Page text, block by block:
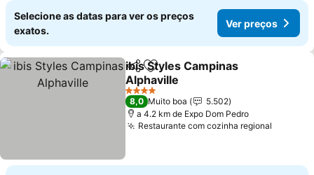
Selecione as datas para ver os preços
exatos.
Ver preços
PartilharAdicionar aos favoritos
ibis Styles Campinas
Alphaville
4 Estrelas
8,0 Muito boa
5.502
a 4.2 km de Expo Dom Pedro
Restaurante com cozinha regional